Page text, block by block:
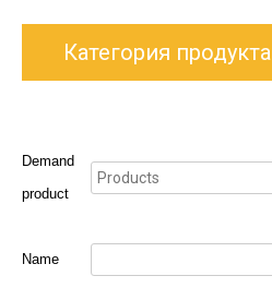
Категория продукта
Demand
product
Name